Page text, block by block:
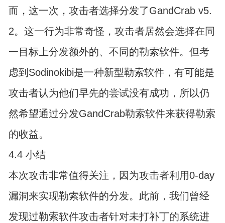
而，这一次，攻击者选择分发了GandCrab v5.
2。这一行为非常奇怪，攻击者居然会选择在同
一目标上分发额外的、不同的勒索软件。但考
虑到Sodinokibi是一种新型勒索软件，有可能是
攻击者认为他们早先的尝试没有成功，所以仍
然希望通过分发GandCrab勒索软件来获得勒索
的收益。
4.4 小结
本次攻击非常值得关注，因为攻击者利用0-day
漏洞来实现勒索软件的分发。此前，我们曾经
发现过勒索软件攻击者针对未打补丁的系统进